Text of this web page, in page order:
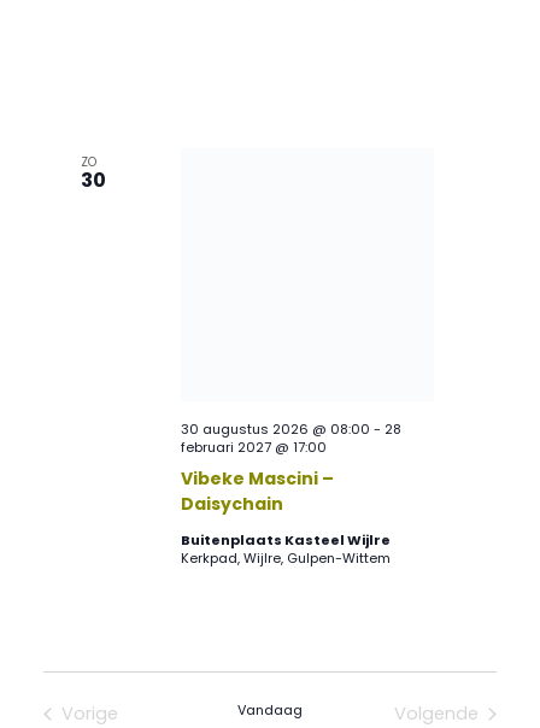
ZO
30
Vibeke Mascini –
Daisychain
30 augustus 2026 @ 08:00 - 28
februari 2027 @ 17:00
Buitenplaats Kasteel Wijlre
Kerkpad, Wijlre, Gulpen-Wittem
Vorige
Vandaag
Volgende